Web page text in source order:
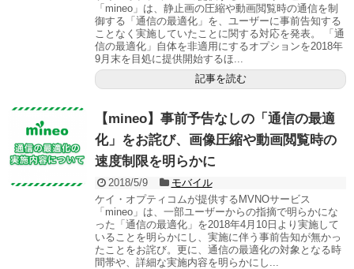
「mineo」は、静止画の圧縮や動画閲覧時の通信を制
御する「通信の最適化」を、ユーザーに事前告知する
ことなく実施していたことに関する対応を発表。 「通
信の最適化」自体を非適用にするオプションを2018年
9月末を目処に提供開始するほ...
記事を読む
【mineo】事前予告なしの「通信の最適
化」をお詫び、画像圧縮や動画閲覧時の
速度制限を明らかに
2018/5/9
モバイル
ケイ・オプティコムが提供するMVNOサービス
「mineo」は、一部ユーザーからの指摘で明らかにな
った「通信の最適化」を2018年4月10日より実施して
いることを明らかにし、実施に伴う事前告知が無かっ
たことをお詫び。更に、通信の最適化の対象となる時
間帯や、詳細な実施内容を明らかにし...